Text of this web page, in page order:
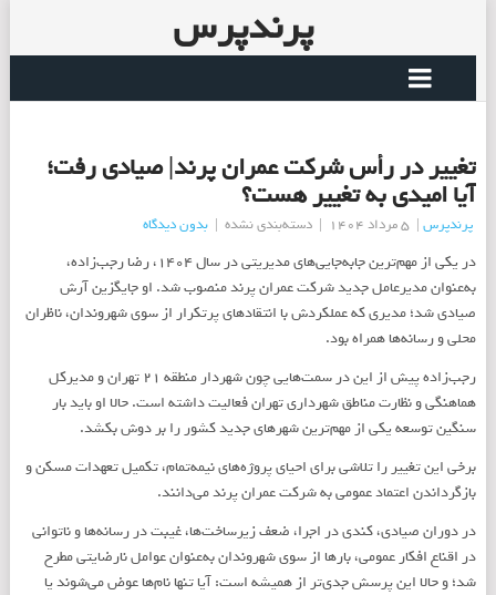
پرندپرس
تغییر در رأس شرکت عمران پرند| صیادی رفت؛
آیا امیدی به تغییر هست؟
پرندپرس| 5 مرداد 1404 | دسته‌بندی نشده | بدون دیدگاه
در یکی از مهم‌ترین جابه‌جایی‌های مدیریتی در سال ۱۴۰۴، رضا رجب‌زاده،
به‌عنوان مدیرعامل جدید شرکت عمران پرند منصوب شد. او جایگزین آرش
صیادی شد؛ مدیری که عملکردش با انتقادهای پرتکرار از سوی شهروندان، ناظران
محلی و رسانه‌ها همراه بود.
رجب‌زاده پیش از این در سمت‌هایی چون شهردار منطقه ۲۱ تهران و مدیرکل
هماهنگی و نظارت مناطق شهرداری تهران فعالیت داشته است. حالا او باید بار
سنگین توسعه یکی از مهم‌ترین شهرهای جدید کشور را بر دوش بکشد.
برخی این تغییر را تلاشی برای احیای پروژه‌های نیمه‌تمام، تکمیل تعهدات مسکن و
بازگرداندن اعتماد عمومی به شرکت عمران پرند می‌دانند.
در دوران صیادی، کندی در اجرا، ضعف زیرساخت‌ها، غیبت در رسانه‌ها و ناتوانی
در اقناع افکار عمومی، بارها از سوی شهروندان به‌عنوان عوامل نارضایتی مطرح
شد؛ و حالا این پرسش جدی‌تر از همیشه است: آیا تنها نام‌ها عوض می‌شوند یا